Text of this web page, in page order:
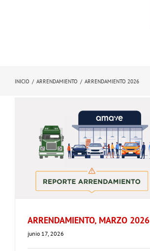
INICIO / ARRENDAMIENTO / ARRENDAMIENTO 2026
ARRENDAMIENTO, MARZO 2026
junio 17, 2026